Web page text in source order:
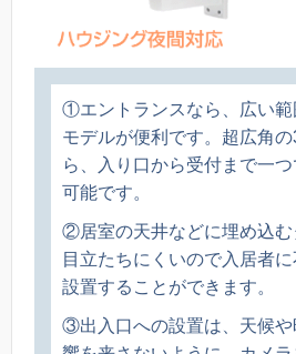
①エントランスなら、広い範
モデルが便利です。超広角
ら、入り口から受付まで一
可能です。
②居室の天井などに埋め込む
目立たちにくいので入居者
設置することができます。
③出入口への設置は、天候や